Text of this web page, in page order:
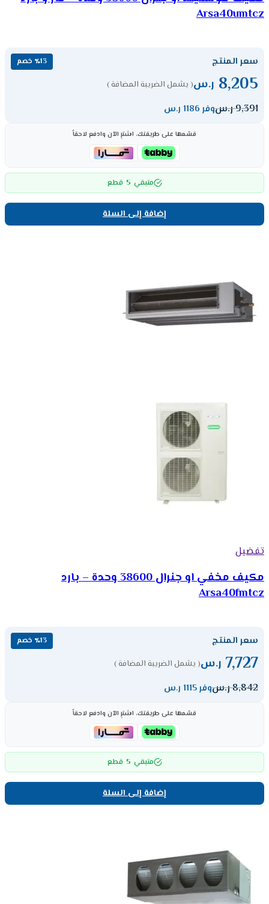
Arsa40umtcz
سعر المنتج ٪13 خصم
8,205 ر.س( يشمل الضريبة المضافة )
9,391ر.سوفر 1186 ر.س
قسّمها على طريقتك، اشترِ الآن وادفع لاحقاً
متبقي 5 قطع
إضافة إلى السلة
تفضيل
مكيف مخفي او جنرال 38600 وحدة – بارد
Arsa40fmtcz
سعر المنتج ٪13 خصم
7,727 ر.س( يشمل الضريبة المضافة )
8,842ر.سوفر 1115 ر.س
قسّمها على طريقتك، اشترِ الآن وادفع لاحقاً
متبقي 5 قطع
إضافة إلى السلة